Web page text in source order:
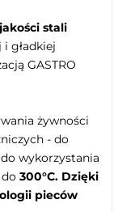
stali
gładkiej
GASTRO
żywności
- do
wykorzystania
300°C. Dzięki
pieców